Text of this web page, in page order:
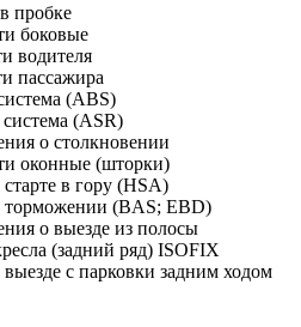
пробке
боковые
водителя
пассажира
(ABS)
(ASR)
о столкновении
оконные (шторки)
в гору (HSA)
(BAS; EBD)
о выезде из полосы
(задний ряд) ISOFIX
с парковки задним ходом